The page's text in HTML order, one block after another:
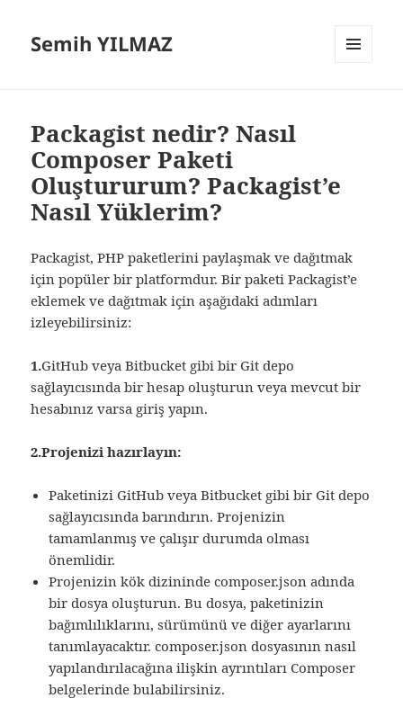
Semih YILMAZ
Packagist nedir? Nasıl
Composer Paketi
Oluştururum? Packagist’e
Nasıl Yüklerim?
Packagist, PHP paketlerini paylaşmak ve dağıtmak
için popüler bir platformdur. Bir paketi Packagist’e
eklemek ve dağıtmak için aşağıdaki adımları
izleyebilirsiniz:
1.GitHub veya Bitbucket gibi bir Git depo
sağlayıcısında bir hesap oluşturun veya mevcut bir
hesabınız varsa giriş yapın.
2.Projenizi hazırlayın:
Paketinizi GitHub veya Bitbucket gibi bir Git depo
sağlayıcısında barındırın. Projenizin
tamamlanmış ve çalışır durumda olması
önemlidir.
Projenizin kök dizininde composer.json adında
bir dosya oluşturun. Bu dosya, paketinizin
bağımlılıklarını, sürümünü ve diğer ayarlarını
tanımlayacaktır. composer.json dosyasının nasıl
yapılandırılacağına ilişkin ayrıntıları Composer
belgelerinde bulabilirsiniz.